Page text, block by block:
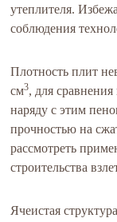
утеплителя.
соблюдения
Плотность плит
см3, для
наряду с этим
прочностью на
рассмотреть
строительства
Ячеистая